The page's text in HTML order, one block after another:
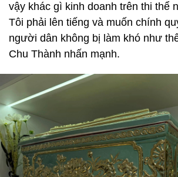
vậy khác gì kinh doanh trên thi thể
Tôi phải lên tiếng và muốn chính
người dân không bị làm khó như
Chu Thành nhấn mạnh.